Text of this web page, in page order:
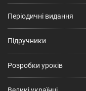
Періодичні видання
Підручники
Розробки уроків